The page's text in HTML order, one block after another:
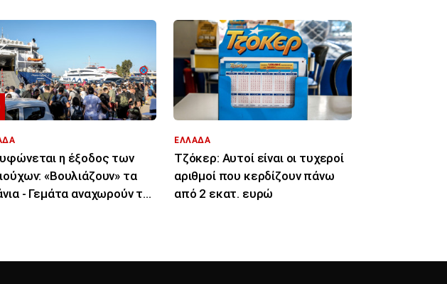
η έξοδος των
«Βουλιάζουν» τα
- Γεμάτα αναχωρούν τα
ΕΛΛΑΔΑ
Τζόκερ: Αυτοί είναι οι τυχεροί
αριθμοί που κερδίζουν πάνω
από 2 εκατ. ευρώ